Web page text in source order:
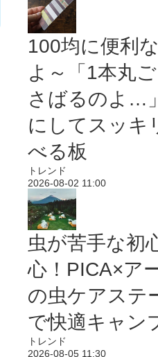
100均に便利
よ～「1本丸
さばるのよ…
にしてスッキ
べる板
トレンド
2026-08-02 11:00
虫が苦手な初
心！PICA×ア
の虫ケアステ
で快適キャン
トレンド
2026-08-05 11:30